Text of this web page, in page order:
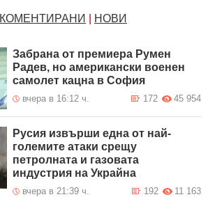
КОМЕНТИРАНИ НОВИ
Забрана от премиера Румен
Радев, но американски военен
самолет кацна в София
вчера в 16:12 ч. 45 954
172
Русия извърши една от най-
големите атаки срещу
петролната и газовата
индустрия на Украйна
вчера в 21:39 ч. 11 163
192